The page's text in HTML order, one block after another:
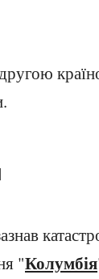
"Колумбія